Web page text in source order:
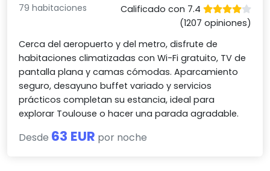
79 habitaciones
Calificado con 7.4
(1207 opiniones)
Cerca del aeropuerto y del metro, disfrute de
habitaciones climatizadas con Wi-Fi gratuito, TV de
pantalla plana y camas cómodas. Aparcamiento
seguro, desayuno buffet variado y servicios
prácticos completan su estancia, ideal para
explorar Toulouse o hacer una parada agradable.
Desde 63 EUR por noche